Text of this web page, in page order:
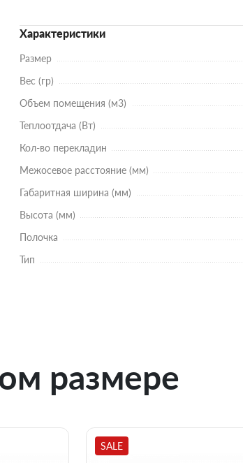
Характеристики
Размер
Вес (гр)
Объем помещения (м3)
Теплоотдача (Вт)
Кол-во перекладин
Межосевое расстояние (мм)
Габаритная ширина (мм)
Высота (мм)
Полочка
Тип
размере
SALE